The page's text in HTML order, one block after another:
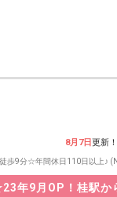
8月7日更新
歩9分☆年間休日110日以上♪
年9月OP！桂駅